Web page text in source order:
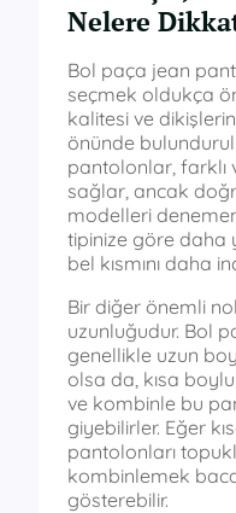
Nelere
Bol paça jean
seçmek oldukça
kalitesi ve
önünde
pantolonlar, farklı
sağlar, ancak
modelleri
tipinize göre daha
bel kısmını daha
Bir diğer önemli
uzunluğudur. Bol
genellikle uzun
olsa da, kısa
ve kombinle bu
giyebilirler. Eğer
pantolonları
kombinlemek
gösterebilir.